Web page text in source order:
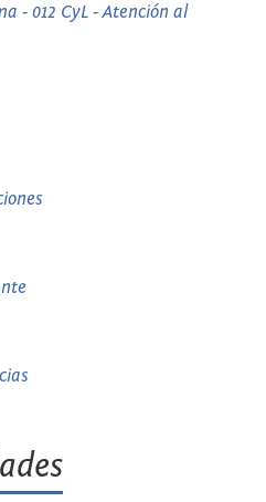
- 012 CyL - Atención al